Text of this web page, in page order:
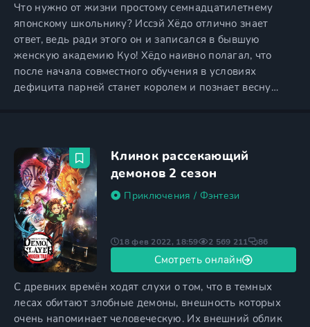
Что нужно от жизни простому семнадцатилетнему
японскому школьнику? Иссэй Хёдо отлично знает
ответ, ведь ради этого он и записался в бывшую
женскую академию Куо! Хёдо наивно полагал, что
после начала совместного обучения в условиях
дефицита парней станет королем и познает весну
раздевалках. О таких же, как королева школы Риас
Гремори, остается только мечтать.
Клинок рассекающий
демонов 2 сезон
Приключения / Фэнтези
С древних времён ходят слухи о том, что в темных
лесах обитают злобные демоны, внешность которых
очень напоминает человеческую. Их внешний облик
18 фев 2022, 18:59 2 569 211 86
Смотреть онлайн